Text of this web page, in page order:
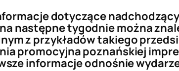
dotyczące
następne tygodnie można
z przykładów takiego
promocyjna poznańskiej
informacje odnośnie